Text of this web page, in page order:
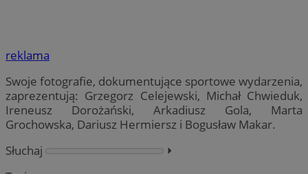
reklama
Swoje fotografie, dokumentujące sportowe wydarzenia,
zaprezentują: Grzegorz Celejewski, Michał Chwieduk,
Ireneusz Dorożański, Arkadiusz Gola, Marta
Grochowska, Dariusz Hermiersz i Bogusław Makar.
Słuchaj
⏵︎